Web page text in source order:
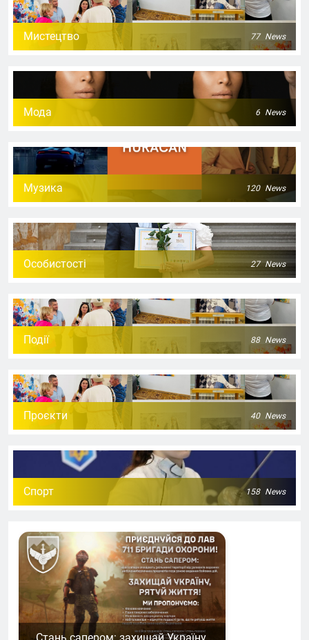
Мистецтво 77 News
Мода 6 News
Музика 120 News
Особистості 27 News
Події 88 News
Проєкти 40 News
Спорт 158 News